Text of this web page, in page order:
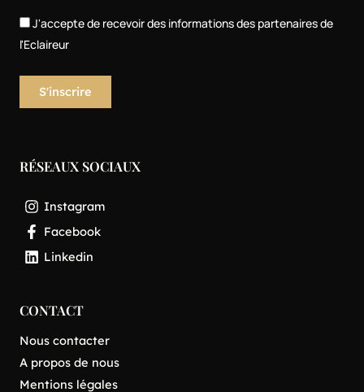
J'accepte de recevoir des informations des partenaires de
l'Eclaireur
RÉSEAUX SOCIAUX
Instagram
Facebook
Linkedin
CONTACT
Nous contacter
A propos de nous
Mentions légales